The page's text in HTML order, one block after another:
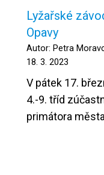
Lyžařské
Opavy
Autor: Petra
18. 3. 2023
V pátek 17.
4.-9. tříd
primátora